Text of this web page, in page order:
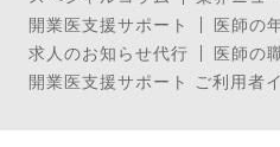
開業医支援サポート
医師の
求人のお知らせ代行
医師の
開業医支援サポート ご利用者